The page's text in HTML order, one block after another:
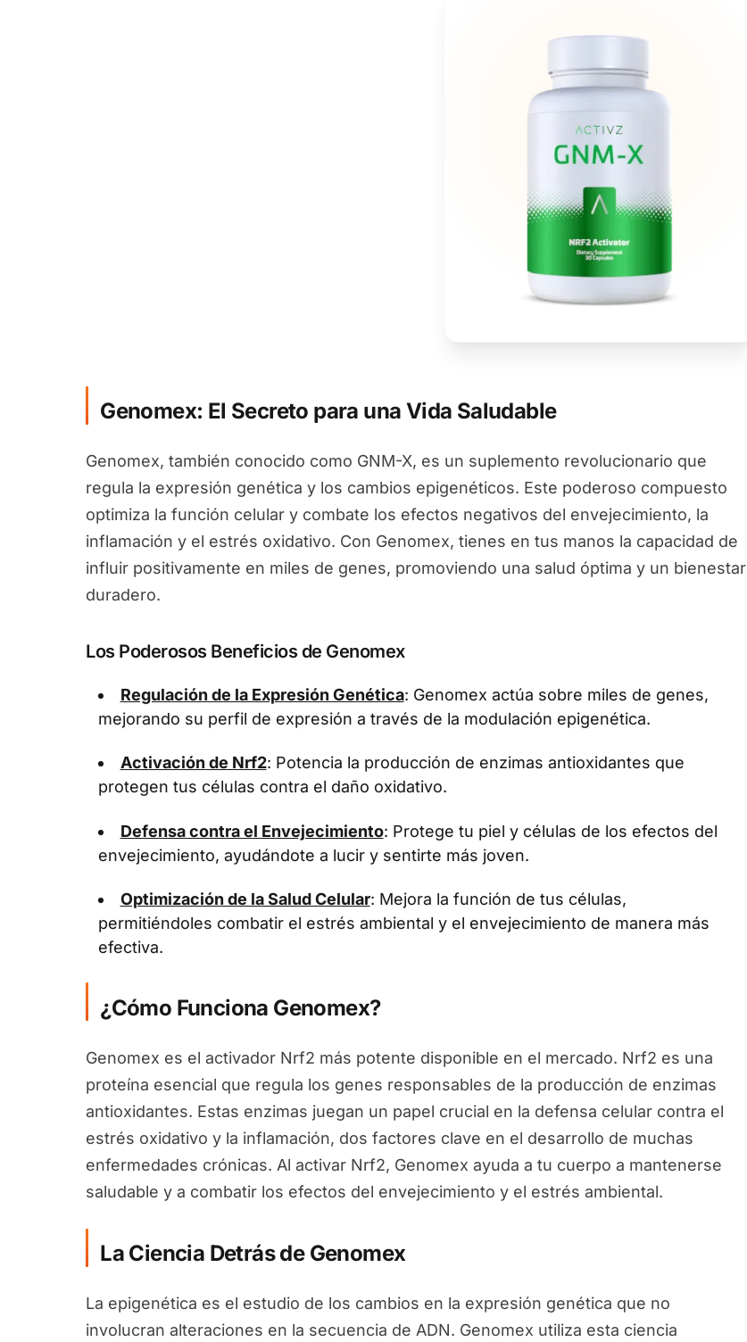
Genomex: El Secreto para una Vida Saludable
Genomex, también conocido como GNM-X, es un suplemento revolucionario que
regula la expresión genética y los cambios epigenéticos. Este poderoso compuesto
optimiza la función celular y combate los efectos negativos del envejecimiento, la
inflamación y el estrés oxidativo. Con Genomex, tienes en tus manos la capacidad de
influir positivamente en miles de genes, promoviendo una salud óptima y un bienestar
duradero.
Los Poderosos Beneficios de Genomex
Regulación de la Expresión Genética: Genomex actúa sobre miles de genes,
mejorando su perfil de expresión a través de la modulación epigenética.
Activación de Nrf2: Potencia la producción de enzimas antioxidantes que
protegen tus células contra el daño oxidativo.
Defensa contra el Envejecimiento: Protege tu piel y células de los efectos del
envejecimiento, ayudándote a lucir y sentirte más joven.
Optimización de la Salud Celular: Mejora la función de tus células,
permitiéndoles combatir el estrés ambiental y el envejecimiento de manera más
efectiva.
¿Cómo Funciona Genomex?
Genomex es el activador Nrf2 más potente disponible en el mercado. Nrf2 es una
proteína esencial que regula los genes responsables de la producción de enzimas
antioxidantes. Estas enzimas juegan un papel crucial en la defensa celular contra el
estrés oxidativo y la inflamación, dos factores clave en el desarrollo de muchas
enfermedades crónicas. Al activar Nrf2, Genomex ayuda a tu cuerpo a mantenerse
saludable y a combatir los efectos del envejecimiento y el estrés ambiental.
La Ciencia Detrás de Genomex
La epigenética es el estudio de los cambios en la expresión genética que no
involucran alteraciones en la secuencia de ADN. Genomex utiliza esta ciencia